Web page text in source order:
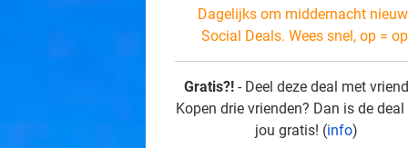
Dagelijks om middernacht
Social Deals. Wees snel, op =
Gratis?! - Deel deze deal met
Kopen drie vrienden? Dan is de
jou gratis! (info)